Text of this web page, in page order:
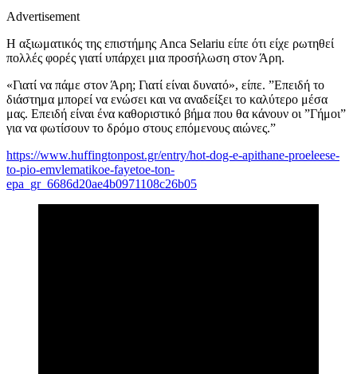
Advertisement
Η αξιωματικός της επιστήμης Anca Selariu είπε ότι είχε ρωτηθεί
πολλές φορές γιατί υπάρχει μια προσήλωση στον Άρη.
«Γιατί να πάμε στον Άρη; Γιατί είναι δυνατό», είπε. ”Επειδή το
διάστημα μπορεί να ενώσει και να αναδείξει το καλύτερο μέσα
μας. Επειδή είναι ένα καθοριστικό βήμα που θα κάνουν οι ”Γήμοι”
για να φωτίσουν το δρόμο στους επόμενους αιώνες.”
https://www.huffingtonpost.gr/entry/hot-dog-e-apithane-proeleese-
to-pio-emvlematikoe-fayetoe-ton-
epa_gr_6686d20ae4b0971108c26b05